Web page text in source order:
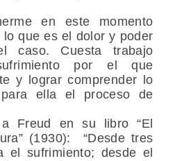
en este momento
que es el dolor y poder
caso. Cuesta trabajo
por el que
y lograr comprender lo
ella el proceso de
Freud en su libro “El
(1930): “Desde tres
el sufrimiento; desde el